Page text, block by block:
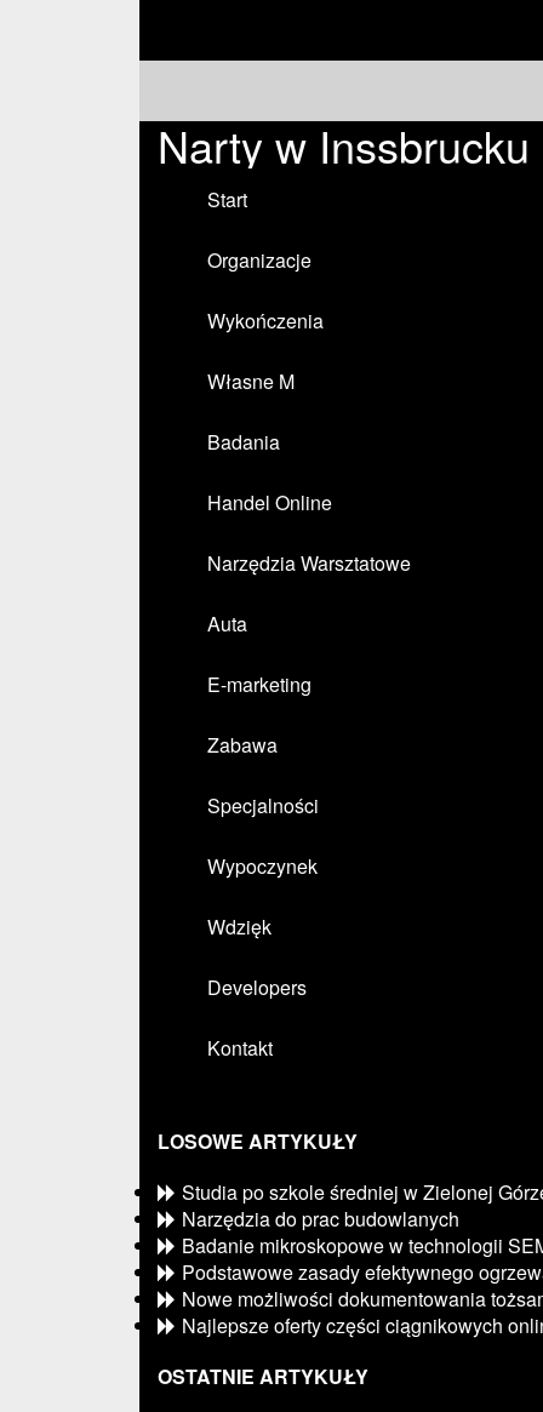
Narty w Inssbrucku
Start
Organizacje
Wykończenia
Własne M
Badania
Handel Online
Narzędzia Warsztatowe
Auta
E-marketing
Zabawa
Specjalności
Wypoczynek
Wdzięk
Developers
Kontakt
LOSOWE ARTYKUŁY
Studia po szkole średniej w Zielonej
Narzędzia do prac budowlanych
Badanie mikroskopowe w technologii
Podstawowe zasady efektywnego
Nowe możliwości dokumentowania
Najlepsze oferty części ciągnikowych
OSTATNIE ARTYKUŁY